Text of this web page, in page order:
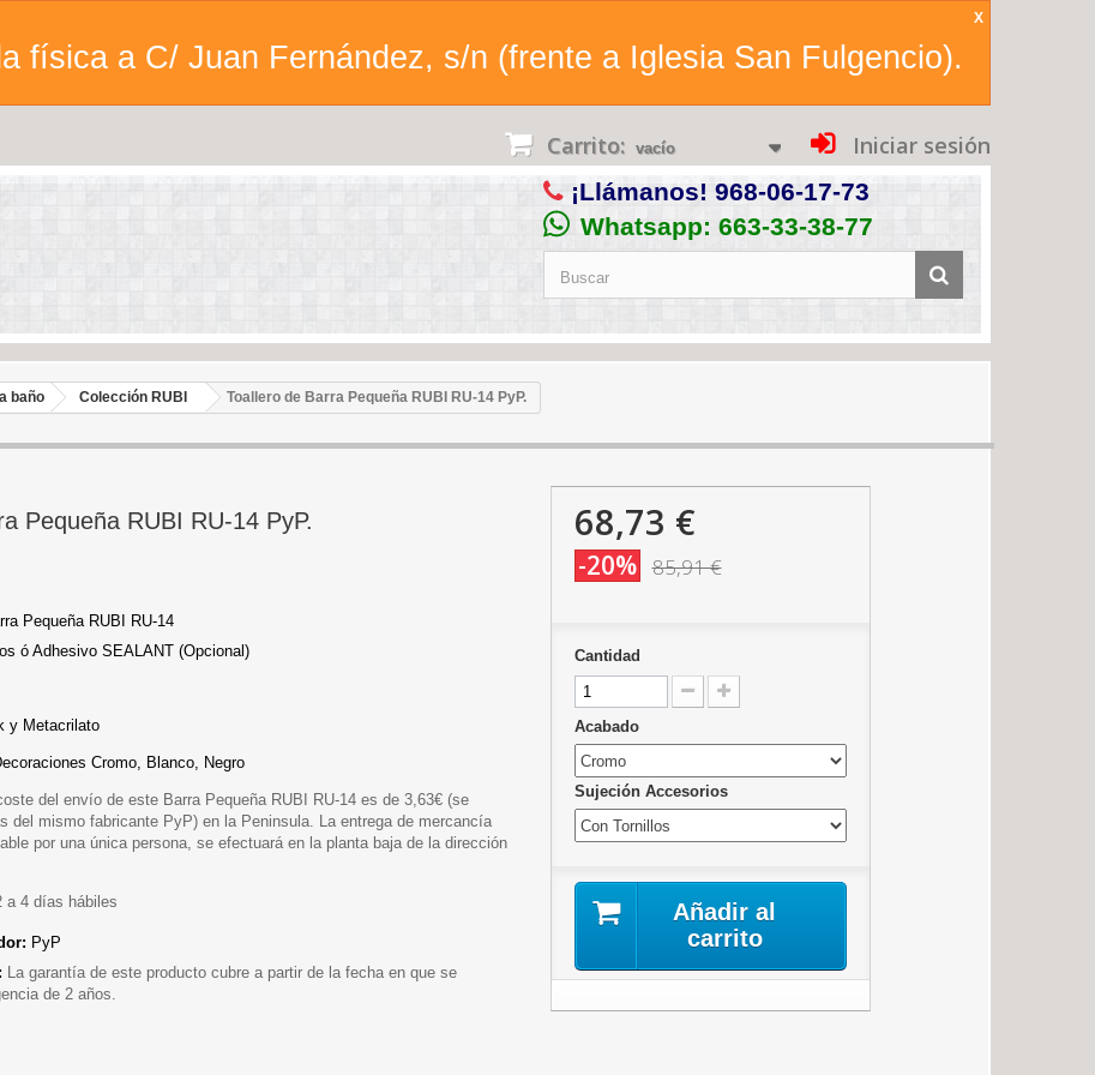
física a C/ Juan Fernández, s/n (frente a Iglesia San Fulgencio).
X
Iniciar sesión
Carrito: vacío
¡Llámanos! 968-06-17-73
Whatsapp: 663-33-38-77
baño Colección RUBI Toallero de Barra Pequeña RUBI RU-14 PyP.
Pequeña RUBI RU-14 PyP.
Pequeña RUBI RU-14
ó Adhesivo SEALANT (Opcional)
y Metacrilato
Cromo, Blanco, Negro
del envío de este Barra Pequeña RUBI RU-14 es de 3,63€ (se
del mismo fabricante PyP) en la Peninsula. La entrega de mercancía
por una única persona, se efectuará en la planta baja de la dirección
a 4 días hábiles
PyP
La garantía de este producto cubre a partir de la fecha en que se
de 2 años.
68,73 €
-20% 85,91 €
Cantidad
Acabado
Sujeción Accesorios
Añadir al
carrito